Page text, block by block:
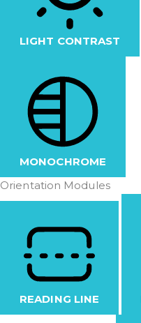
LIGHT CONTRAST
MONOCHROME
Orientation Modules
READING LINE